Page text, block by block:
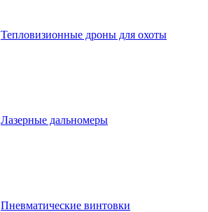
Тепловизионные дроны для охоты
Лазерные дальномеры
Пневматические винтовки